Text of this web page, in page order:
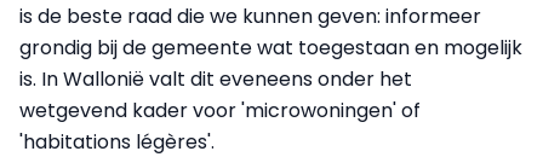
is de beste raad die we kunnen geven: informeer
grondig bij de gemeente wat toegestaan en mogelijk
is. In Wallonië valt dit eveneens onder het
wetgevend kader voor 'microwoningen' of
'habitations légères'.